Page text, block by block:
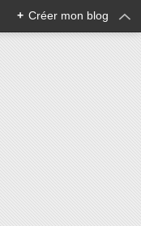
+ Créer mon blog